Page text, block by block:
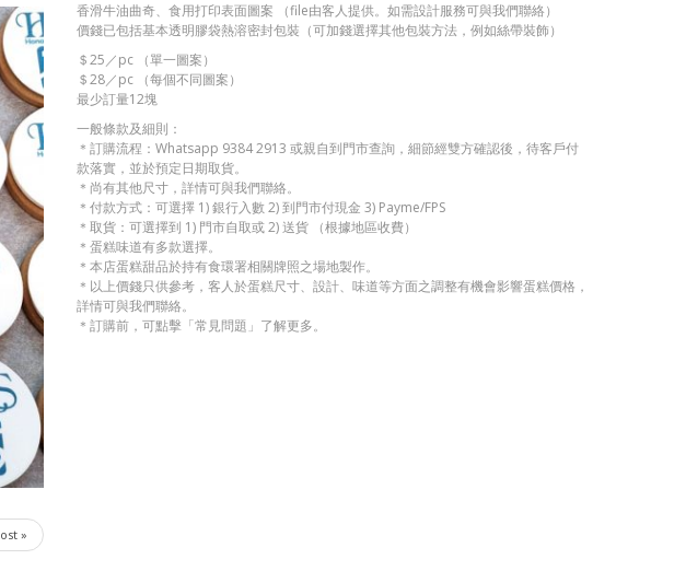
»
香滑牛油曲奇、食用打印表面圖案 （file由客人提供。如需設計服務可與我們聯絡）
價錢已包括基本透明膠袋熱溶密封包裝（可加錢選擇其他包裝方法，例如絲帶裝飾）
＄25／pc （單一圖案）
＄28／pc （每個不同圖案）
最少訂量12塊
一般條款及細則：
＊訂購流程：Whatsapp 9384 2913 或親自到門市查詢，細節經雙方確認後，待客戶付
款落實，並於預定日期取貨。
＊尚有其他尺寸，詳情可與我們聯絡。
＊付款方式：可選擇 1) 銀行入數 2) 到門市付現金 3) Payme/FPS
＊取貨：可選擇到 1) 門市自取或 2) 送貨 （根據地區收費）
＊蛋糕味道有多款選擇。
＊本店蛋糕甜品於持有食環署相關牌照之場地製作。
＊以上價錢只供參考，客人於蛋糕尺寸、設計、味道等方面之調整有機會影響蛋糕價格，
詳情可與我們聯絡。
＊訂購前，可點擊「常見問題」了解更多。